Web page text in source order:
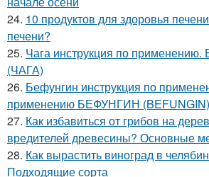
24. 10 продуктов для здоровья
печени?
25. Чага инструкция по
(ЧАГА)
26. Бефунгин инструкция по
применению БЕФУНГИН (BEFUNGIN)
27. Как избавиться от грибов на
вредителей древесины? Основные
28. Как вырастить виноград в
Подходящие сорта